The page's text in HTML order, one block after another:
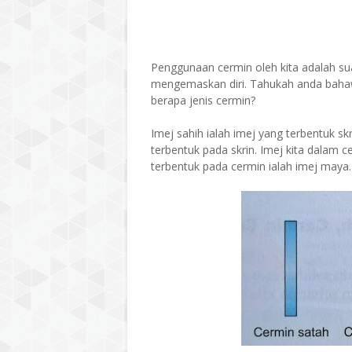
Penggunaan cermin oleh kita adalah
mengemaskan diri. Tahukah anda
berapa jenis cermin?
Imej sahih ialah imej yang terbentuk
terbentuk pada skrin. Imej kita dalam
terbentuk pada cermin ialah imej maya.